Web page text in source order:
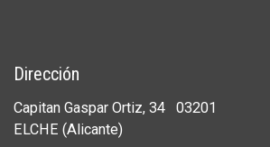
Dirección
Capitan Gaspar Ortiz, 34 03201
ELCHE (Alicante)